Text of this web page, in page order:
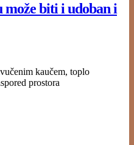
biti i udoban i